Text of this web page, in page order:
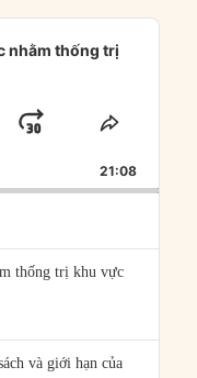
nhằm thống trị
JUMP
FORWARD
SHARE
21:08
thống trị khu vực
và giới hạn của